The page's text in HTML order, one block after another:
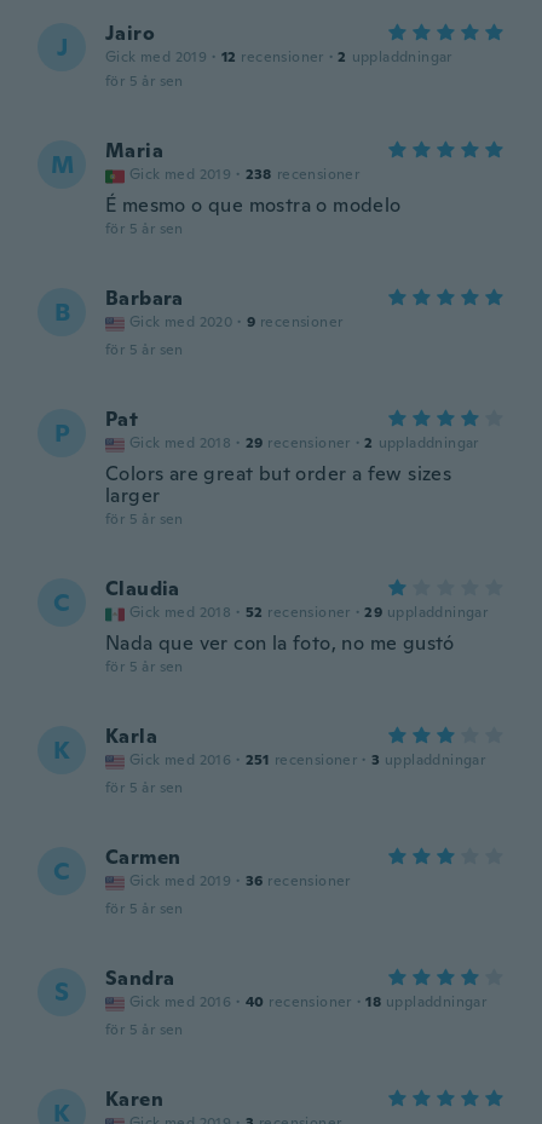
J Jairo
Gick med 2019 · 12 recensioner · 2 uppladdningar
för 5 år sen
M Maria
Gick med 2019 · 238 recensioner
É mesmo o que mostra o modelo
för 5 år sen
B Barbara
Gick med 2020 · 9 recensioner
för 5 år sen
P Pat
Gick med 2018 · 29 recensioner · 2 uppladdningar
Colors are great but order a few sizes
larger
för 5 år sen
C Claudia
Gick med 2018 · 52 recensioner · 29 uppladdningar
Nada que ver con la foto, no me gustó
för 5 år sen
K Karla
Gick med 2016 · 251 recensioner · 3 uppladdningar
för 5 år sen
C Carmen
Gick med 2019 · 36 recensioner
för 5 år sen
S Sandra
Gick med 2016 · 40 recensioner · 18 uppladdningar
för 5 år sen
K Karen